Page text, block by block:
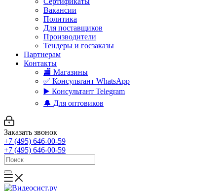
Вакансии
Политика
Для поставщиков
Производители
Тендеры и госзаказы
Партнерам
Контакты
🏬 Магазины
✅️ Консультант WhatsApp
▶️ Консультант Telegram
🔔 Для оптовиков
Заказать звонок
+7 (495) 646-00-59
+7 (495) 646-00-59